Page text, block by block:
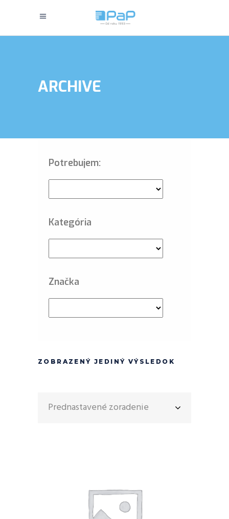
ARCHIVE
Potrebujem:
Kategória
Značka
ZOBRAZENÝ JEDINÝ VÝSLEDOK
Prednastavené zoradenie